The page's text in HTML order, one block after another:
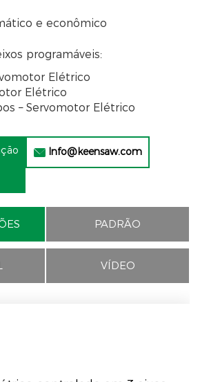
e econômico
programáveis:
Elétrico
Elétrico
– Servomotor Elétrico
 Info@keensaw.com
PADRÃO
VÍDEO